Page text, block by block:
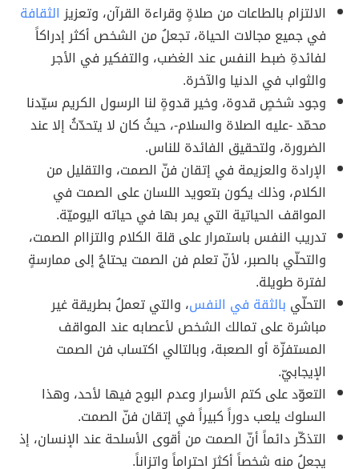
الالتزام بالطاعات من صلاةٍ وقراءة القرآن، وتعزيزالثقافة
في جميع مجالات الحياة، تجعلُ من الشخص أكثر إدراكاً
لفائدةِ ضبط النفس عند الغضب، والتفكير في الأجر
والثواب في الدنيا والآخرة.
وجود شخصٍ قدوة، وخير قدوةٍ لنا الرسول الكريم سيّدنا
محمّد -عليه الصلاة والسلام-، حيثُ كان لا يتحدّثُ إلا عند
الضرورة، ولتحقيق الفائدة للناس.
الإرادة والعزيمة في إتقان فنّ الصمت، والتقليل من
الكلام، وذلك يكون بتعويد اللسان على الصمت في
المواقف الحياتية التي يمر بها في حياته اليوميّة.
تدريب النفس باستمرار على قلة الكلام والتزاام الصمت،
والتحلّي بالصبر، لأنّ تعلم فن الصمت يحتاجُ إلى ممارسةٍ
لفترة طويلة.
التحلّي بالثقة في النفس، والتي تعملُ بطريقة غير
مباشرة على تمالك الشخص لأعصابه عند المواقف
المستفزّة أو الصعبة، وبالتالي اكتساب فن الصمت
الإيجابيّ.
التعوّد على كتم الأسرار وعدم البوح فيها لأحد، وهذا
السلوك يلعب دوراً كبيراً في إتقان فنّ الصمت.
التذكّر دائماً أنّ الصمت من أقوى الأسلحة عند الإنسان، إذ
يجعلُ منه شخصاً أكثرَ احتراماً واتزاناً.